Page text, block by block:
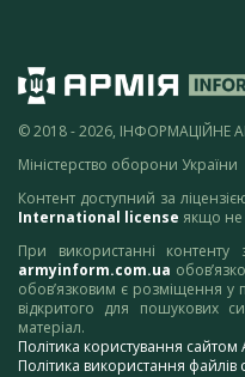
© 2018 - 2026, ІНФОРМАЦІЙНЕ
Міністерство оборони України
Контент доступний за
International license якщо не
При використанні
armyinform.com.ua
обов’язковим є розміщення у
відкритого для пошукових
матеріал.
Політика користування
Політика використання файлів